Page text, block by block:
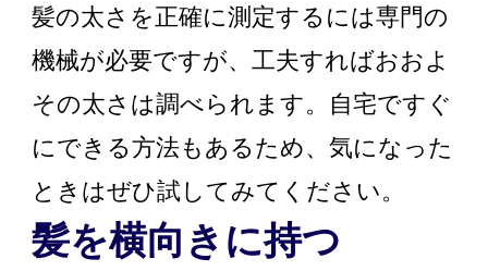
髪の太さを正確に測定するには専門の
機械が必要ですが、工夫すればおおよ
その太さは調べられます。自宅ですぐ
にできる方法もあるため、気になった
ときはぜひ試してみてください。
髪を横向きに持つ